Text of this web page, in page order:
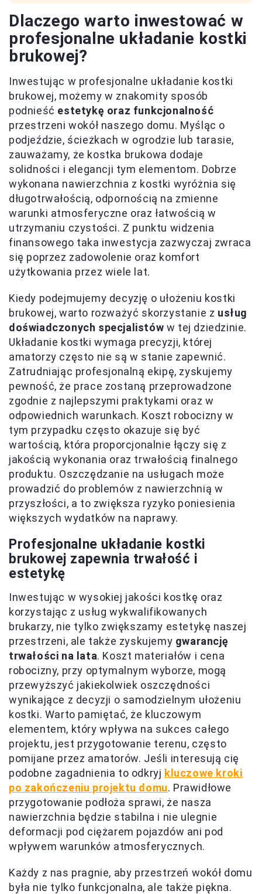
Dlaczego warto inwestować w
profesjonalne układanie kostki
brukowej?
Inwestując w profesjonalne układanie kostki
brukowej, możemy w znakomity sposób
podnieść estetykę oraz funkcjonalność
przestrzeni wokół naszego domu. Myśląc o
podjeździe, ścieżkach w ogrodzie lub tarasie,
zauważamy, że kostka brukowa dodaje
solidności i elegancji tym elementom. Dobrze
wykonana nawierzchnia z kostki wyróżnia się
długotrwałością, odpornością na zmienne
warunki atmosferyczne oraz łatwością w
utrzymaniu czystości. Z punktu widzenia
finansowego taka inwestycja zazwyczaj zwraca
się poprzez zadowolenie oraz komfort
użytkowania przez wiele lat.
Kiedy podejmujemy decyzję o ułożeniu kostki
brukowej, warto rozważyć skorzystanie z usług
doświadczonych specjalistów w tej dziedzinie.
Układanie kostki wymaga precyzji, której
amatorzy często nie są w stanie zapewnić.
Zatrudniając profesjonalną ekipę, zyskujemy
pewność, że prace zostaną przeprowadzone
zgodnie z najlepszymi praktykami oraz w
odpowiednich warunkach. Koszt robocizny w
tym przypadku często okazuje się być
wartością, która proporcjonalnie łączy się z
jakością wykonania oraz trwałością finalnego
produktu. Oszczędzanie na usługach może
prowadzić do problemów z nawierzchnią w
przyszłości, a to zwiększa ryzyko poniesienia
większych wydatków na naprawy.
Profesjonalne układanie kostki
brukowej zapewnia trwałość i
estetykę
Inwestując w wysokiej jakości kostkę oraz
korzystając z usług wykwalifikowanych
brukarzy, nie tylko zwiększamy estetykę naszej
przestrzeni, ale także zyskujemy gwarancję
trwałości na lata. Koszt materiałów i cena
robocizny, przy optymalnym wyborze, mogą
przewyższyć jakiekolwiek oszczędności
wynikające z decyzji o samodzielnym ułożeniu
kostki. Warto pamiętać, że kluczowym
elementem, który wpływa na sukces całego
projektu, jest przygotowanie terenu, często
pomijane przez amatorów. Jeśli interesują cię
podobne zagadnienia to odkryj kluczowe kroki
po zakończeniu projektu domu. Prawidłowe
przygotowanie podłoża sprawi, że nasza
nawierzchnia będzie stabilna i nie ulegnie
deformacji pod ciężarem pojazdów ani pod
wpływem warunków atmosferycznych.
Każdy z nas pragnie, aby przestrzeń wokół domu
była nie tylko funkcjonalna, ale także piękna.